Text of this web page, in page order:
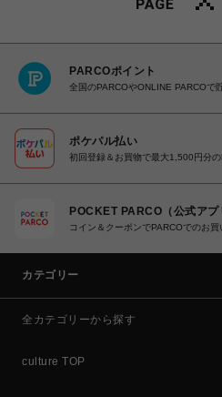
PARCOポイント
全国のPARCOやONLINE PARCOで
ポケパル払い
初回登録＆お買物で最大1,500円分
POCKET PARCO（公式アプ
コイン＆クーポンでPARCOでのお買
カテゴリー
全カテゴリーから探す
culture TOP